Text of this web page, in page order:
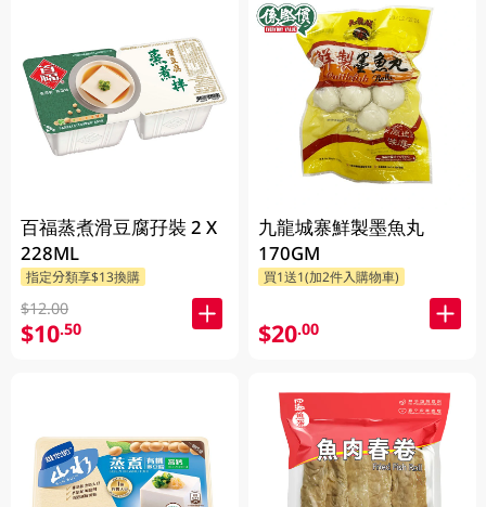
百福蒸煮滑豆腐孖裝 2 X
228ML
指定分類享$13換購
$12.00
$10.50
九龍城寨鮮製墨魚丸
170GM
買1送1(加2件入購物車)
$20.00